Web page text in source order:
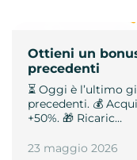
Ottieni un
precedenti
⏳ Oggi è l’ultimo
precedenti. 💰
+50%. 🎁 Ricaric…
23 maggio 2026